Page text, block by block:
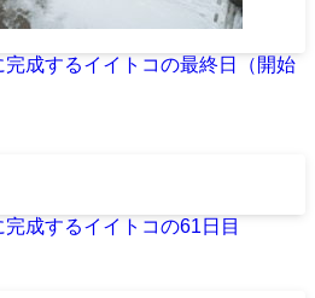
成するイイトコの最終日（開始
成するイイトコの61日目